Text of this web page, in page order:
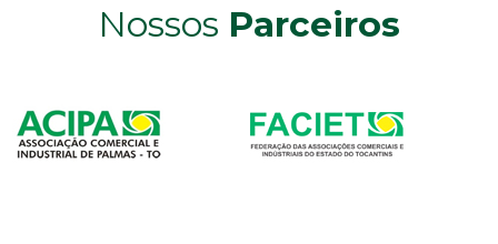
Nossos Parceiros